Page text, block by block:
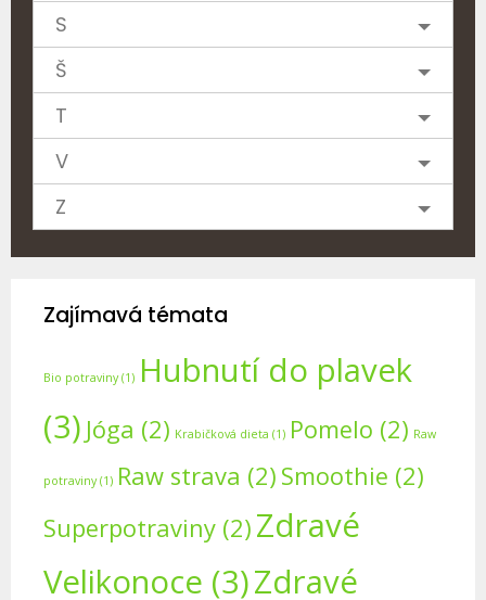
S
Š
T
V
Z
Zajímavá témata
Bio potraviny(1) Hubnutí do plavek
(3) Jóga (2) Krabičková dieta (1) Pomelo (2) Raw
potraviny(1) Raw strava (2) Smoothie (2)
Superpotraviny (2) Zdravé
Velikonoce (3)Zdravé